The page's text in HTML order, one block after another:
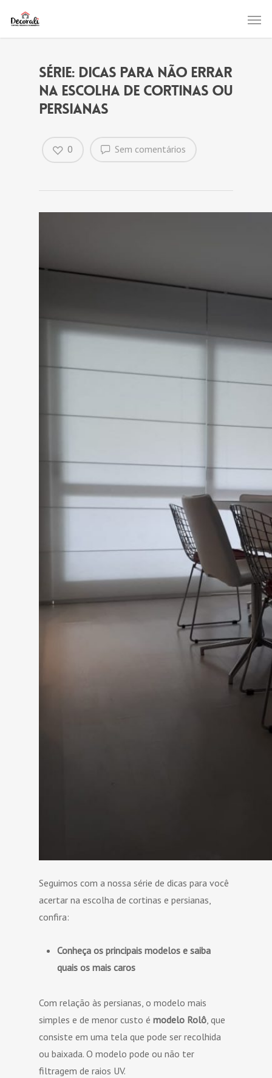
SÉRIE: DICAS PARA NÃO ERRAR
NA ESCOLHA DE CORTINAS OU
PERSIANAS
Sem comentários
0
Seguimos com a nossa série de dicas para você
acertar na escolha de cortinas e persianas,
confira:
Conheça os principais modelos e saiba
quais os mais caros
Com relação às persianas, o modelo mais
simples e de menor custo é modelo Rolô, que
consiste em uma tela que pode ser recolhida
ou baixada. O modelo pode ou não ter
filtragem de raios UV.